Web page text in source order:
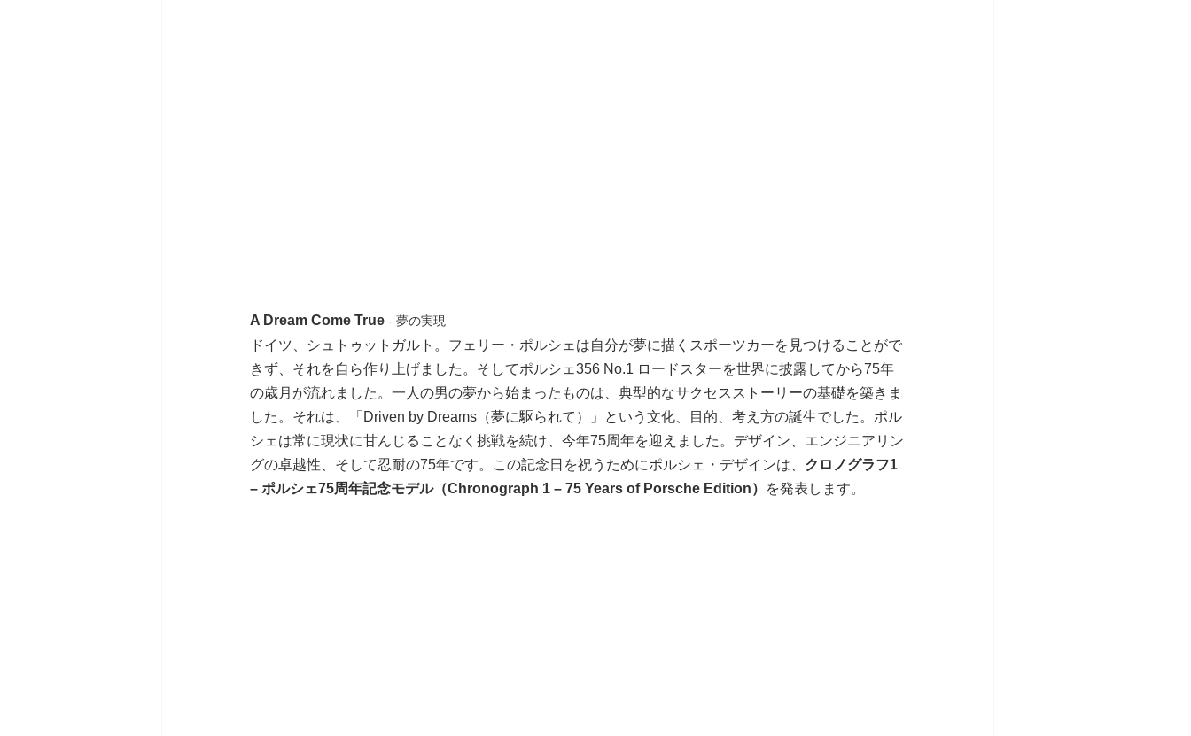
A Dream Come True - 夢の実現
ドイツ、シュトゥットガルト。フェリー・ポルシェは自分が夢に描くスポーツカーを見つけることがで
きず、それを自ら作り上げました。そしてポルシェ356 No.1 ロードスターを世界に披露してから75年
の歳月が流れました。一人の男の夢から始まったものは、典型的なサクセスストーリーの基礎を築きま
した。それは、「Driven by Dreams（夢に駆られて）」という文化、目的、考え方の誕生でした。ポル
シェは常に現状に甘んじることなく挑戦を続け、今年75周年を迎えました。デザイン、エンジニアリン
グの卓越性、そして忍耐の75年です。この記念日を祝うためにポルシェ・デザインは、 クロノグラフ1
– ポルシェ75周年記念モデル（Chronograph 1 – 75 Years of Porsche Edition）
を発表します。